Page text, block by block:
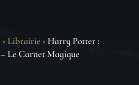
› Librairie › Harry Potter :
Le Carnet Magique